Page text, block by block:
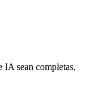
IA sean completas,